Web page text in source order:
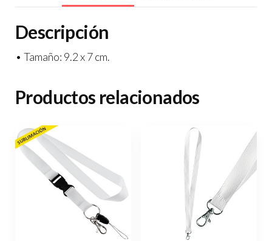
Descripción
• Tamaño: 9.2 x 7 cm.
Productos relacionados